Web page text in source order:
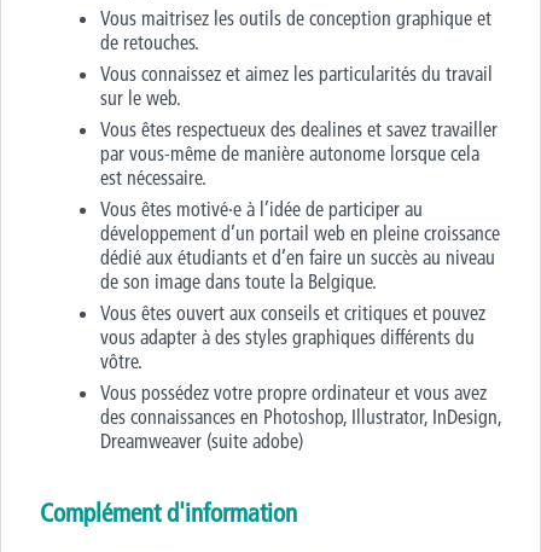
Vous maitrisez les outils de conception graphique et
de retouches.
Vous connaissez et aimez les particularités du travail
sur le web.
Vous êtes respectueux des dealines et savez travailler
par vous-même de manière autonome lorsque cela
est nécessaire.
Vous êtes motivé·e à l’idée de participer au
développement d’un portail web en pleine croissance
dédié aux étudiants et d’en faire un succès au niveau
de son image dans toute la Belgique.
Vous êtes ouvert aux conseils et critiques et pouvez
vous adapter à des styles graphiques différents du
vôtre.
Vous possédez votre propre ordinateur et vous avez
des connaissances en Photoshop, Illustrator, InDesign,
Dreamweaver (suite adobe)
Complément d'information